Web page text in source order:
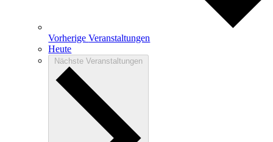
VorherigeVeranstaltungen
Heute
NächsteVeranstaltungen